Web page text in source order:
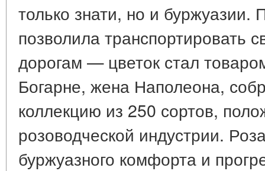
только знати, но и
позволила транспортировать
дорогам — цветок стал
Богарне, жена Наполеона,
коллекцию из 250 сортов,
розоводческой индустрии.
буржуазного комфорта и